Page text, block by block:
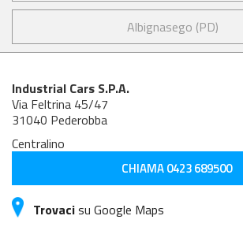
Albignasego (PD)
Industrial Cars S.P.A.
Via Feltrina 45/47
31040 Pederobba
Centralino
CHIAMA 0423 689500
Trovacisu Google Maps